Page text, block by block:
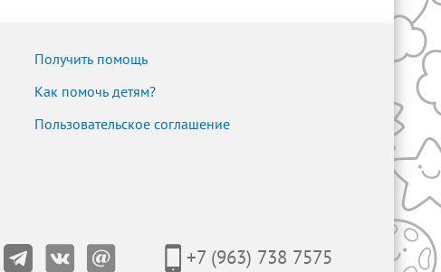
Получить помощь
Как помочь детям?
Пользовательское соглашение
+7 (963) 738 7575